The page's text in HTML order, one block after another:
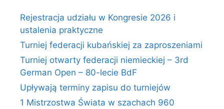
Rejestracja udziału w Kongresie 2026 i
ustalenia praktyczne
Turniej federacji kubańskiej za zaproszeniami
Turniej otwarty federacji niemieckiej – 3rd
German Open – 80-lecie BdF
Upływają terminy zapisu do turniejów
1 Mistrzostwa Świata w szachach 960